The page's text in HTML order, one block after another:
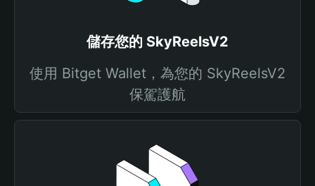
儲存您的 SkyReelsV2
使用 Bitget Wallet，為您的 SkyReelsV2
保駕護航